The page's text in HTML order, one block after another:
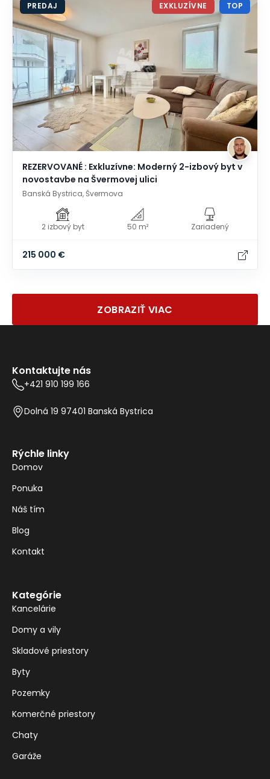
PREDAJ EXKLUZÍVNE TOP
REZERVOVANÉ : Exkluzívne: Moderný 2-izbový byt v
novostavbe na Švermovej ulici
Banská Bystrica, Švermova
2 izbový byt 50 m² Zariadený
215 000 €
ZOBRAZIŤ VIAC
Kontaktujte nás
+421 910 199 166
Dolná 19 97401 Banská Bystrica
Rýchle linky
Domov
Ponuka
Náš tím
Blog
Kontakt
Kategórie
Kancelárie
Domy a vily
Skladové priestory
Byty
Pozemky
Komerčné priestory
Chaty
Garáže